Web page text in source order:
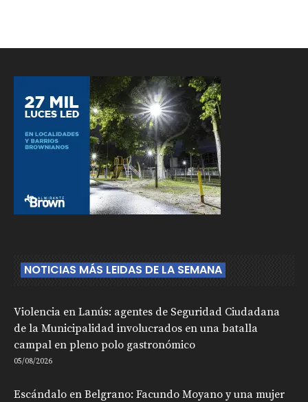
NOTICIAS MÁS LEIDAS DE LA SEMANA
Violencia en Lanús: agentes de Seguridad Ciudadana
de la Municipalidad involucrados en una batalla
campal en pleno polo gastronómico
05/08/2026
Escándalo en Belgrano: Facundo Moyano y una mujer